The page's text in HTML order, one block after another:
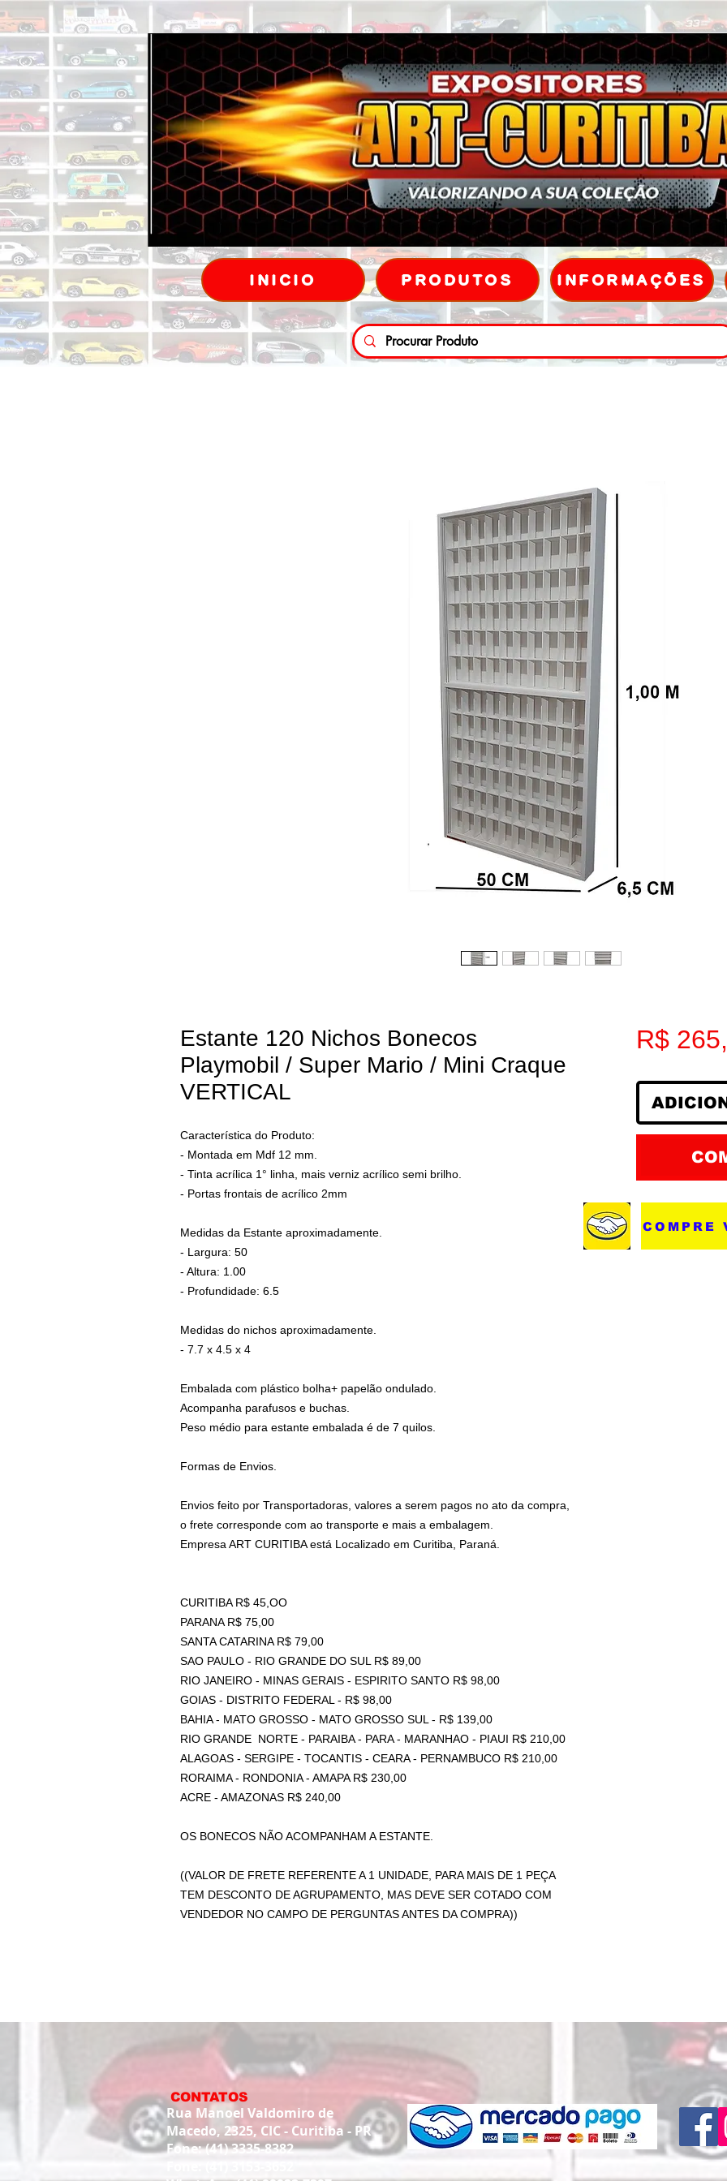
INICIO PRODUTOS INFORMAÇÕES
Estante 120 Nichos Bonecos
Playmobil / Super Mario / Mini Craque
VERTICAL
Característica do Produto:
- Montada em Mdf 12 mm.
- Tinta acrílica 1° linha, mais verniz acrílico semi brilho.
- Portas frontais de acrílico 2mm
Medidas da Estante aproximadamente.
- Largura: 50
- Altura: 1.00
- Profundidade: 6.5
Medidas do nichos aproximadamente.
- 7.7 x 4.5 x 4
Embalada com plástico bolha+ papelão ondulado.
Acompanha parafusos e buchas.
Peso médio para estante embalada é de 7 quilos.
Formas de Envios.
Envios feito por Transportadoras, valores a serem pagos no ato da compra,
o frete corresponde com ao transporte e mais a embalagem.
Empresa ART CURITIBA está Localizado em Curitiba, Paraná.
CURITIBA R$ 45,OO
PARANA R$ 75,00
SANTA CATARINA R$ 79,00
SAO PAULO - RIO GRANDE DO SUL R$ 89,00
RIO JANEIRO - MINAS GERAIS - ESPIRITO SANTO R$ 98,00
GOIAS - DISTRITO FEDERAL - R$ 98,00
BAHIA - MATO GROSSO - MATO GROSSO SUL - R$ 139,00
RIO GRANDE NORTE - PARAIBA - PARA - MARANHAO - PIAUI R$ 210,00
ALAGOAS - SERGIPE - TOCANTIS - CEARA - PERNAMBUCO R$ 210,00
RORAIMA - RONDONIA - AMAPA R$ 230,00
ACRE - AMAZONAS R$ 240,00
OS BONECOS NÃO ACOMPANHAM A ESTANTE.
((VALOR DE FRETE REFERENTE A 1 UNIDADE, PARA MAIS DE 1 PEÇA
TEM DESCONTO DE AGRUPAMENTO, MAS DEVE SER COTADO COM
VENDEDOR NO CAMPO DE PERGUNTAS ANTES DA COMPRA))
R$
COMPRE
CONTATOS
Rua Manoel Valdomiro de
Macedo, 2325, CIC - Curitiba - PR
Fone: (41) 3335-8382